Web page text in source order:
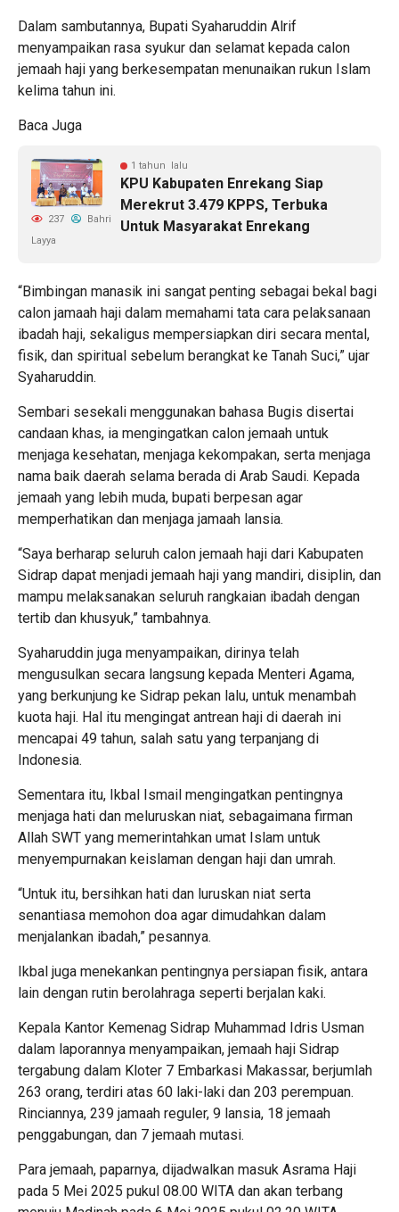
Dalam sambutannya, Bupati Syaharuddin Alrif
menyampaikan rasa syukur dan selamat kepada calon
jemaah haji yang berkesempatan menunaikan rukun Islam
kelima tahun ini.
Baca Juga
1 tahun lalu
KPU Kabupaten Enrekang Siap
Merekrut 3.479 KPPS, Terbuka
Untuk Masyarakat Enrekang
237
Bahri
Layya
“Bimbingan manasik ini sangat penting sebagai bekal bagi
calon jamaah haji dalam memahami tata cara pelaksanaan
ibadah haji, sekaligus mempersiapkan diri secara mental,
fisik, dan spiritual sebelum berangkat ke Tanah Suci,” ujar
Syaharuddin.
Sembari sesekali menggunakan bahasa Bugis disertai
candaan khas, ia mengingatkan calon jemaah untuk
menjaga kesehatan, menjaga kekompakan, serta menjaga
nama baik daerah selama berada di Arab Saudi. Kepada
jemaah yang lebih muda, bupati berpesan agar
memperhatikan dan menjaga jamaah lansia.
“Saya berharap seluruh calon jemaah haji dari Kabupaten
Sidrap dapat menjadi jemaah haji yang mandiri, disiplin, dan
mampu melaksanakan seluruh rangkaian ibadah dengan
tertib dan khusyuk,” tambahnya.
Syaharuddin juga menyampaikan, dirinya telah
mengusulkan secara langsung kepada Menteri Agama,
yang berkunjung ke Sidrap pekan lalu, untuk menambah
kuota haji. Hal itu mengingat antrean haji di daerah ini
mencapai 49 tahun, salah satu yang terpanjang di
Indonesia.
Sementara itu, Ikbal Ismail mengingatkan pentingnya
menjaga hati dan meluruskan niat, sebagaimana firman
Allah SWT yang memerintahkan umat Islam untuk
menyempurnakan keislaman dengan haji dan umrah.
“Untuk itu, bersihkan hati dan luruskan niat serta
senantiasa memohon doa agar dimudahkan dalam
menjalankan ibadah,” pesannya.
Ikbal juga menekankan pentingnya persiapan fisik, antara
lain dengan rutin berolahraga seperti berjalan kaki.
Kepala Kantor Kemenag Sidrap Muhammad Idris Usman
dalam laporannya menyampaikan, jemaah haji Sidrap
tergabung dalam Kloter 7 Embarkasi Makassar, berjumlah
263 orang, terdiri atas 60 laki-laki dan 203 perempuan.
Rinciannya, 239 jamaah reguler, 9 lansia, 18 jemaah
penggabungan, dan 7 jemaah mutasi.
Para jemaah, paparnya, dijadwalkan masuk Asrama Haji
pada 5 Mei 2025 pukul 08.00 WITA dan akan terbang